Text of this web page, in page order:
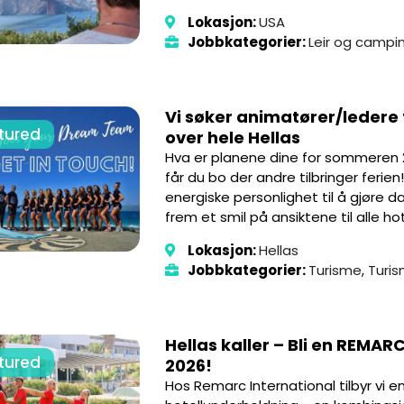
Lokasjon:USA
Jobbkategorier:Leir og
Vi søker animatører/
over hele Hellas
Hva er planene dine for
får du bo der andre tilbringer
energiske personlighet til å gjøre
frem et smil på ansiktene til alle
Lokasjon:Hellas
Jobbkategorier:Turisme,
Hellas kaller – Bli en
2026!
Hos Remarc International tilbyr vi